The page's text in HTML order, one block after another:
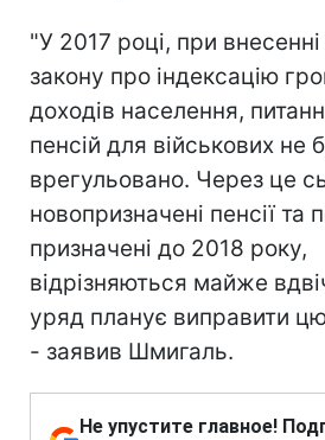
"У 2017 році, при
закону про індексацію
доходів населення,
пенсій для військових не
врегульовано. Через це
новопризначені пенсії та
призначені до 2018 року,
відрізняються майже
уряд планує виправити
- заявив Шмигаль.
Не упустите главное!